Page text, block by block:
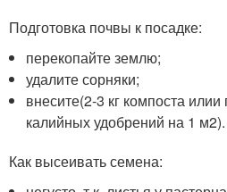
Подготовка почвы к посадке:
перекопайте землю;
удалите сорняки;
внесите(2-3 кг компоста
калийных удобрений на 1 м2).
Как высеивать семена: